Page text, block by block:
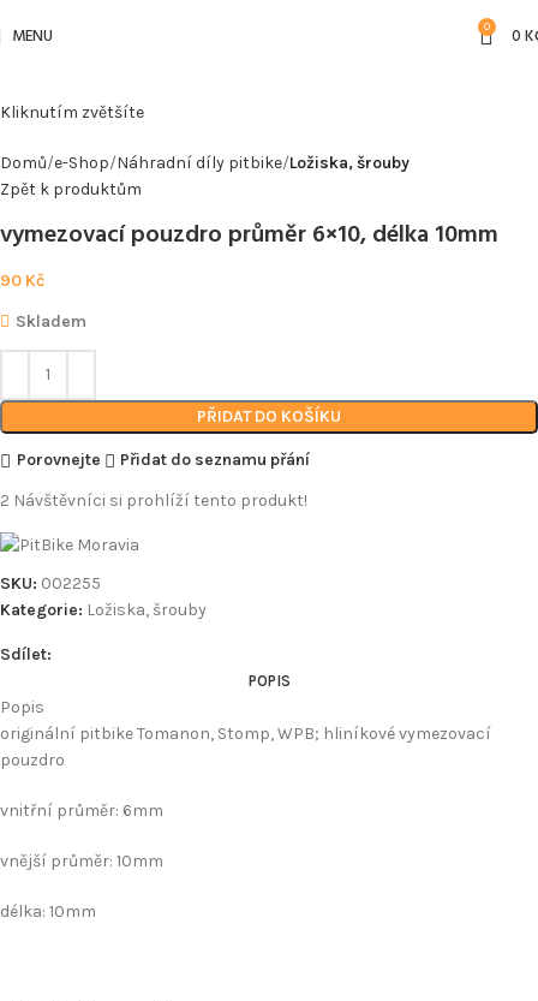
MENU 0 0
Kliknutím zvětšíte
Domů e-Shop Náhradní díly pitbike Ložiska, šrouby
Zpět k produktům
vymezovací pouzdro průměr 6×10, délka 10mm
90 Kč
Skladem
PŘIDAT DO KOŠÍKU
Porovnejte
Přidat do seznamu přání
2 Návštěvníci si prohlíží tento produkt!
SKU: 002255
Kategorie: Ložiska, šrouby
Sdílet:
POPIS
Popis
originální pitbike Tomanon, Stomp, WPB; hliníkové vymezovací
pouzdro
vnitřní průměr: 6mm
vnější průměr: 10mm
délka: 10mm